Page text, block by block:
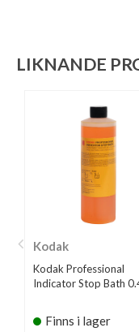
LIKNANDE
Kodak
Kodak Professional
Indicator Stop Bath
Finns i lager